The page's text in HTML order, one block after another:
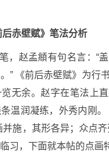
后赤壁赋》笔法分析
，赵孟頫有句名言：“盖
” 《前后赤壁赋》为行
无余。赵字在笔法上
温润凝练，外秀内刚
并施，其形各异；众点齐
习，下面就本帖的点画